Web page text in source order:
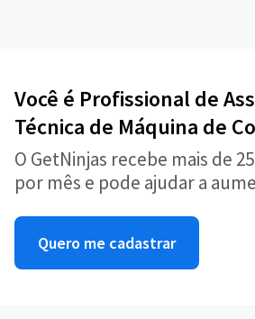
Você é Profissional de
Técnica de Máquina de
O GetNinjas recebe mais de
por mês e pode ajudar a
Quero me cadastrar